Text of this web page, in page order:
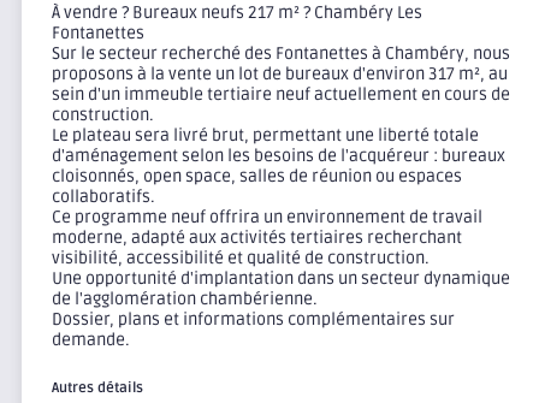
À vendre ? Bureaux neufs 217 m² ? Chambéry Les
Fontanettes
Sur le secteur recherché des Fontanettes à Chambéry, nous
proposons à la vente un lot de bureaux d'environ 317 m², au
sein d'un immeuble tertiaire neuf actuellement en cours de
construction.
Le plateau sera livré brut, permettant une liberté totale
d'aménagement selon les besoins de l'acquéreur : bureaux
cloisonnés, open space, salles de réunion ou espaces
collaboratifs.
Ce programme neuf offrira un environnement de travail
moderne, adapté aux activités tertiaires recherchant
visibilité, accessibilité et qualité de construction.
Une opportunité d'implantation dans un secteur dynamique
de l'agglomération chambérienne.
Dossier, plans et informations complémentaires sur
demande.
Autres détails